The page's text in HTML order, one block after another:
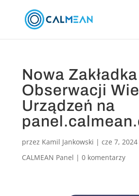
Nowa
Obserwacji
Urządzeń na
przez Kamil Jankowski | cze 7, 2024
CALMEAN Panel | 0 komentarzy